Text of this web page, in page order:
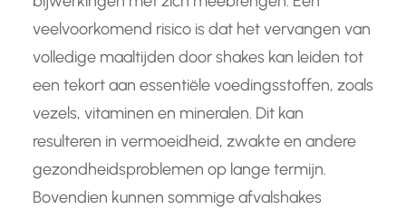
veelvoorkomend risico is dat het vervangen van
volledige maaltijden door shakes kan leiden tot
een tekort aan essentiële voedingsstoffen, zoals
vezels, vitaminen en mineralen. Dit kan
resulteren in vermoeidheid, zwakte en andere
gezondheidsproblemen op lange termijn.
Bovendien kunnen sommige afvalshakes